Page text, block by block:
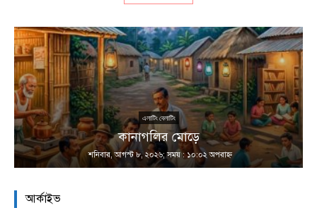
এলাটিং বেলাটিং
কানাগলির মোড়ে
শনিবার, আগস্ট ৮, ২০২৬; সময় : ১০:০২ অপরাহ্ণ
আর্কাইভ